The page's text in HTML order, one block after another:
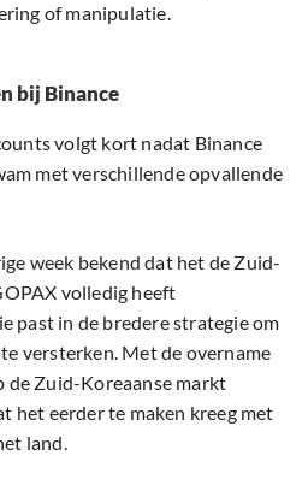
of manipulatie.
bij Binance
volgt kort nadat Binance
met verschillende opvallende
week bekend dat het de Zuid-
volledig heeft
past in de bredere strategie om
versterken. Met de overname
de Zuid-Koreaanse markt
het eerder te maken kreeg met
land.